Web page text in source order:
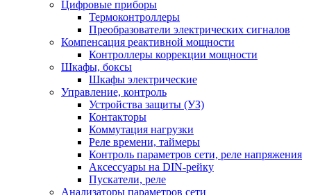
Цифровые приборы
Термоконтроллеры
Преобразователи электрических сигналов
Компенсация реактивной мощности
Контроллеры коррекции мощности
Шкафы, боксы
Шкафы электрические
Управление, контроль
Устройства защиты (УЗ)
Контакторы
Коммутация нагрузки
Реле времени, таймеры
Контроль параметров сети, реле напряжения
Аксессуары на DIN-рейку
Пускатели, реле
Анализаторы параметров сети